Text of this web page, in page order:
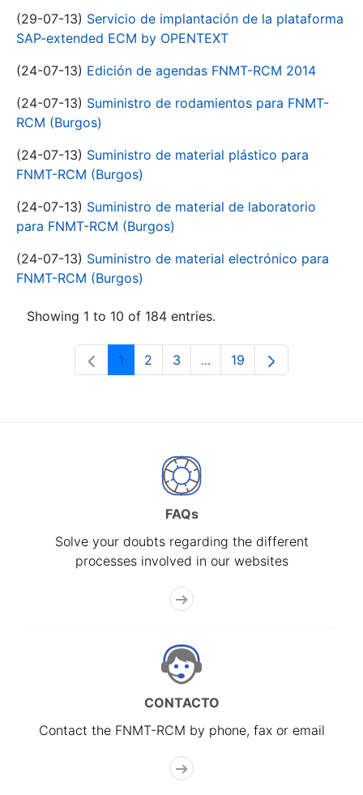
(29-07-13) Servicio de implantación de la plataforma
SAP-extended ECM by OPENTEXT
(24-07-13) Edición de agendas FNMT-RCM 2014
(24-07-13) Suministro de rodamientos para FNMT-
RCM (Burgos)
(24-07-13) Suministro de material plástico para
FNMT-RCM (Burgos)
(24-07-13) Suministro de material de laboratorio
para FNMT-RCM (Burgos)
(24-07-13) Suministro de material electrónico para
FNMT-RCM (Burgos)
Showing 1 to 10 of 184 entries.
Page
1 Page
2 Page
3 ...Intermediate Pages Use
Page
19
FAQs
Solve your doubts regarding the different
processes involved in our websites
CONTACTO
Contact the FNMT-RCM by phone, fax or email